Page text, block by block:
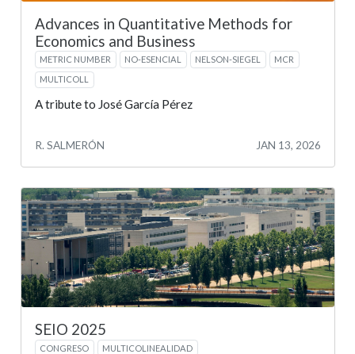
Advances in Quantitative Methods for
Economics and Business
METRIC NUMBER NO-ESENCIAL NELSON-SIEGEL
MCR
MULTICOLL
A tribute to José García Pérez
R. SALMERÓN JAN 13, 2026
SEIO 2025
CONGRESO
MULTICOLINEALIDAD